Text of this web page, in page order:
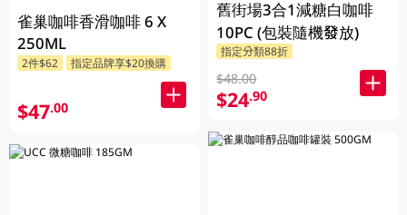
雀巢咖啡香滑咖啡 6 X
250ML
2件$62 指定品牌享$20換購
$47.00
舊街場3合1減糖白咖啡
10PC (包裝隨機發放)
指定分類88折
$48.00
$24.90